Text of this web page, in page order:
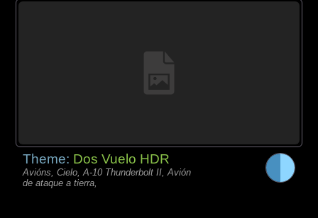
Theme: Dos Vuelo HDR
Avións, Cielo, A-10 Thunderbolt II, Avión
de ataque a tierra,